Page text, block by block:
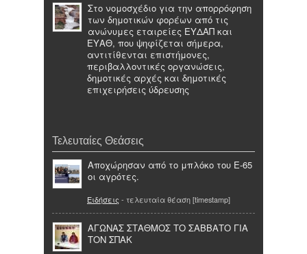
Στο νομοσχέδιο για την απορρόφηση
των δημοτικών φορέων από τις
ανώνυμες εταιρείες ΕΥΔΑΠ και
ΕΥΑΘ, που ψηφίζεται σήμερα,
αντιτίθενται επιστήμονες,
περιβαλλοντικές οργανώσεις,
δημοτικές αρχές και δημοτικές
επιχειρήσεις ύδρευσης
Τελευταίες Θεάσεις
Αποχώρησαν από το μπλόκο του Ε-65
οι αγρότες.
Ειδήσεις - τελευταία θέαση [timestamp]
ΑΓΩΝΑΣ ΣΤΑΘΜΟΣ ΤΟ ΣΑΒΒΑΤΟ ΓΙΑ
ΤΟΝ ΣΠΑΚ